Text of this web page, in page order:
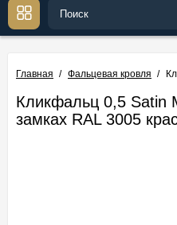
Главная Фальцевая кровля
Кликфальц 0,5 Satin
замках RAL 3005